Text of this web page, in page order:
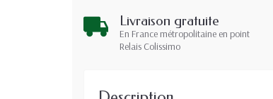
Livraison gratuite
En France métropolitaine en point
Relais Colissimo